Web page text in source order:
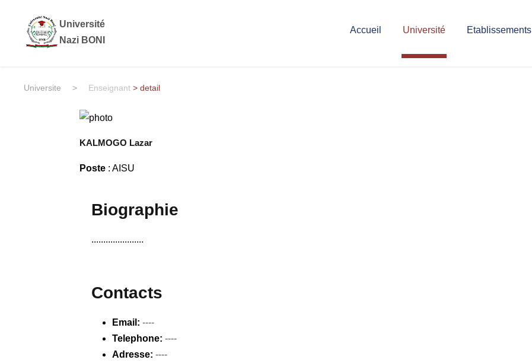
Université
Nazi BONI
Accueil Université Etablissements
Universite > Enseignant > detail
KALMOGO Lazar
Poste : AISU
Biographie
......................
Contacts
Email: ----
Telephone: ----
Adresse: ----